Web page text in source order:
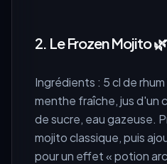
2. Le Frozen Mojito 🌿
Ingrédients : 5 cl de
menthe fraîche, jus d'un
de sucre, eau gazeuse.
mojito classique, puis
pour un effet « potion